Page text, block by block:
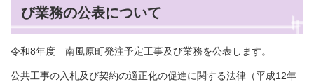
び業務の公表について
令和8年度 南風原町発注予定工事及び業務を公表します。
公共工事の入札及び契約の適正化の促進に関する法律（平成12年